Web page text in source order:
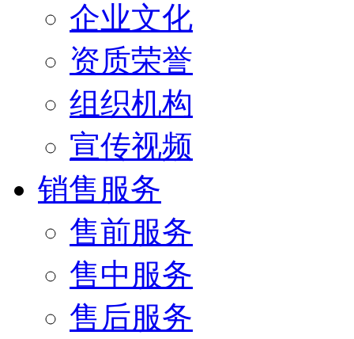
企业文化
资质荣誉
组织机构
宣传视频
销售服务
售前服务
售中服务
售后服务